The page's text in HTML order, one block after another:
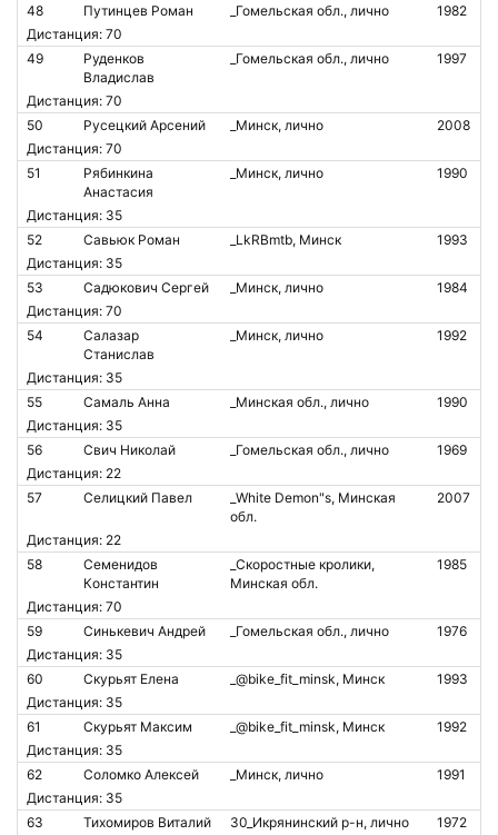
48
Путинцев Роман _Гомельская обл., лично
1982
Дистанция: 70
49
Руденков
Владислав
_Гомельская обл., лично 1997
Дистанция: 70
50
Русецкий Арсений _Минск, лично
2008
Дистанция: 70
51
Рябинкина
Анастасия
_Минск, лично 1990
Дистанция: 35
52
Савьюк Роман _LkRBmtb, Минск
1993
Дистанция: 35
53
Садюкович Сергей _Минск, лично
1984
Дистанция: 70
54
Салазар
Станислав
_Минск, лично 1992
Дистанция: 35
55
Самаль Анна _Минская обл., лично
1990
Дистанция: 35
56
Свич Николай _Гомельская обл., лично
1969
Дистанция: 22
57
Селицкий Павел
_White Demon"s, Минская
обл.
2007
Дистанция: 22
58
Семенидов
Константин
_Скоростные кролики,
Минская обл.
1985
Дистанция: 70
59
Синькевич Андрей _Гомельская обл., лично
1976
Дистанция: 35
60
Скурьят Елена _@bike_fit_minsk, Минск
1993
Дистанция: 35
61
Скурьят Максим _@bike_fit_minsk, Минск
1992
Дистанция: 35
62
Соломко Алексей _Минск, лично
1991
Дистанция: 35
63
Тихомиров Виталий 30_Икрянинский р-н, лично
1972